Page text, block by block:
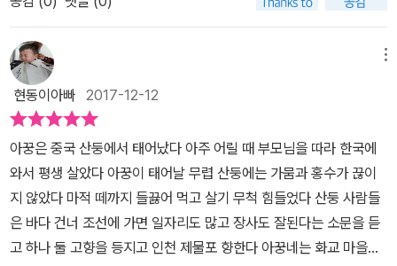
부분에 12컷의 만화가 보여요.우리가 어떤 이야기를 할 것인지. 어떤
역사가 있는지. 가볍게 보여주네요. 그럼. 저희도 함께 들어가 보아
요. 4세대에 걸친 한국 화교의 이야기를 담고 있어요.아꿍!중국말로
외할아버지가 '와이공'이지만 주인공의 엄마가 어릴 때 발음을 못 해
서 '아꿍'이라고 했네요.아꿍의 부모님은 산둥에서 살기가 힘들었어
요.바다 건너 조선에 가면 살 수 있다는 소문에 제물포에 도착하지요.
제물포에는 많은 외국 사람들이 뒤섞여 살고 있어요.기름에 볶은 국
수에 집에서 만들어 둔 첨면장을 얹어 먹는 '자지앙미엔'이발소를 하
는 아버지. 부둣가에서 자지앙미엔은 파는 어머니.하지만 어려운 집
안 형편 때문에 아꿍은 중극 음식점에서 일을 했어요. 조선이 해방
이 되고 조금 형편이 펴지나 했지만한국과 중국의 사이가 안 좋아지
현동이아빠 2017-12-12
아꿍은 중국 산둥에서 태어났다 아주 어릴 때 부모님을 따라 한국에
와서 평생 살았다 아꿍이 태어날 무렵 산둥에는 가뭄과 홍수가 끊이
지 않았다 마적 떼까지 들끓어 먹고 살기 무척 힘들었다 산둥 사람들
은 바다 건너 조선에 가면 일자리도 많고 장사도 잘된다는 소문을 듣
고 하나 둘 고향을 등지고 인천 제물포 향한다 아꿍네는 화교 마을에